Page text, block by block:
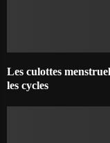
Les culottes
les cycles